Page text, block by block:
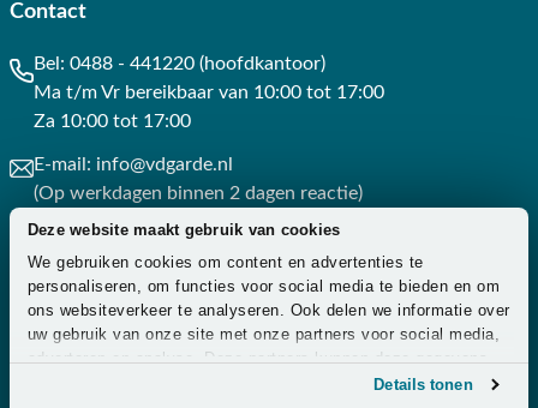
Deze website maakt gebruik van cookies
We gebruiken cookies om content en advertenties te
personaliseren, om functies voor social media te bieden en om
ons websiteverkeer te analyseren. Ook delen we informatie over
uw gebruik van onze site met onze partners voor social media,
adverteren en analyse. Deze partners kunnen deze gegevens
combineren met andere informatie die u aan ze heeft verstrekt
Details tonen
Contact
Bel: 0488 - 441220 (hoofdkantoor)
Ma t/m Vr bereikbaar van 10:00 tot 17:00
Za 10:00 tot 17:00
E-mail: info@vdgarde.nl
(Op werkdagen binnen 2 dagen reactie)
Whatsapp: 0488441220
(Op werkdagen binnen 3 uur reactie)